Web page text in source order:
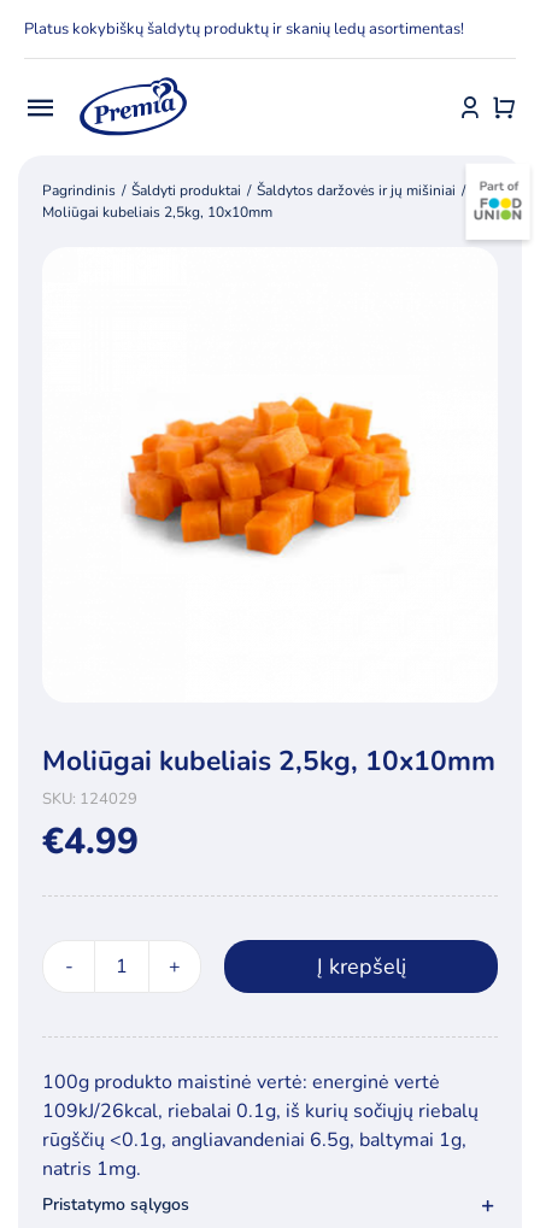
Platus kokybiškų šaldytų produktų ir skanių ledų asortimentas!
Toggle
Navigation
Pradžia
Pagrindinis Šaldyti produktai
Šaldytos daržovės ir jų mišiniai
Moliūgai kubeliais 2,5kg, 10x10mm
Moliūgai kubeliais 2,5kg, 10x10mm
SKU: 124029
€4.99
produkto
Moliūgai
2,5kg,
10x10mm
Į krepšelį
100g produkto maistinė vertė: energinė vertė
109kJ/26kcal, riebalai 0.1g, iš kurių sočiųjų riebalų
rūgščių <0.1g, angliavandeniai 6.5g, baltymai 1g,
natris 1mg.
Pristatymo sąlygos